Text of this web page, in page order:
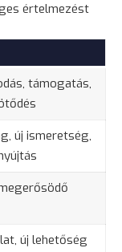
értelmezést
támogatás,
új ismeretség,
új lehetőség